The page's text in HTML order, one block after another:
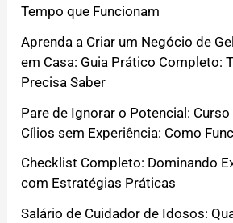
Tempo que Funcionam
Aprenda a Criar um Negócio de
em Casa: Guia Prático Completo:
Precisa Saber
Pare de Ignorar o Potencial:
Cílios sem Experiência: Como
Checklist Completo: Dominando
com Estratégias Práticas
Salário de Cuidador de Idosos: